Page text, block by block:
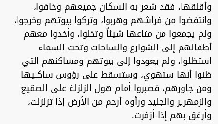
وأقلقها، فقد شعر به السكان جميعهم وخافوا،
وانتفضوا من فراشهم وهربوا، وتركوا بيوتهم وخرجوا،
ولم يجمعوا من متاعها شيئاً وتخلوا، وأخذوا معهم
أطفالهم إلى الشوارع والساحات وتحت السماء
استظلوا، ولم يعودوا إلى بيوتهم ومساكنهم التي
ظنوا أنها ستهوي، وستسقط على رؤوس ساكنيها
ومن جاورهم، فصبروا أمام هول الزلزلة على الصقيع
والزمهرير والجليد ورأوه أرحم من الأرض إذا تزلزلت،
وأرفق بهم إذا أزفرت.